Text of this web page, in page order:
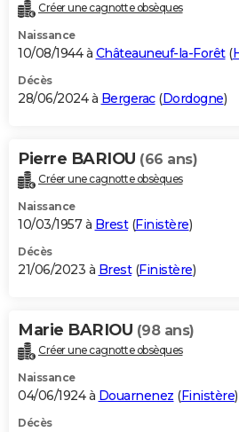
Créer une cagnotte obsèques
Naissance
10/08/1944 à Châteauneuf-la-Forêt(
Décès
28/06/2024 à Bergerac(Dordogne)
Pierre BARIOU (66 ans)
Créer une cagnotte obsèques
Naissance
10/03/1957 à Brest(Finistère)
Décès
21/06/2023 à Brest(Finistère)
Marie BARIOU (98 ans)
Créer une cagnotte obsèques
Naissance
04/06/1924 à Douarnenez (Finistère)
Décès